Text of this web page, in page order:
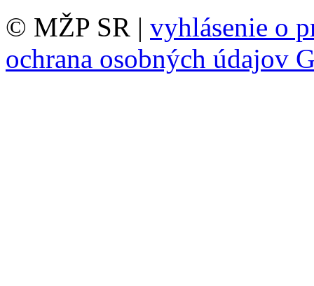
© MŽP SR | vyhlásenie o
ochrana osobných údajov